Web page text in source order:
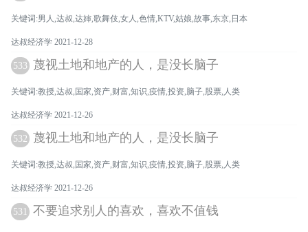
关键词:男人,达叔,达婶,歌舞伎,女人,色情,KTV,姑娘,故事,东京,日本
达叔经济学 2021-12-28
533 蔑视土地和地产的人，是没长脑子
关键词:教授,达叔,国家,资产,财富,知识,疫情,投资,脑子,股票,人类
达叔经济学 2021-12-26
532 蔑视土地和地产的人，是没长脑子
关键词:教授,达叔,国家,资产,财富,知识,疫情,投资,脑子,股票,人类
达叔经济学 2021-12-26
531 不要追求别人的喜欢，喜欢不值钱